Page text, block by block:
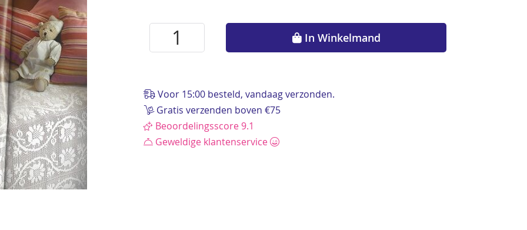
In Winkelmand
Voor 15:00 besteld, vandaag verzonden.
Gratis verzenden boven €75
Beoordelingsscore 9.1
Geweldige klantenservice